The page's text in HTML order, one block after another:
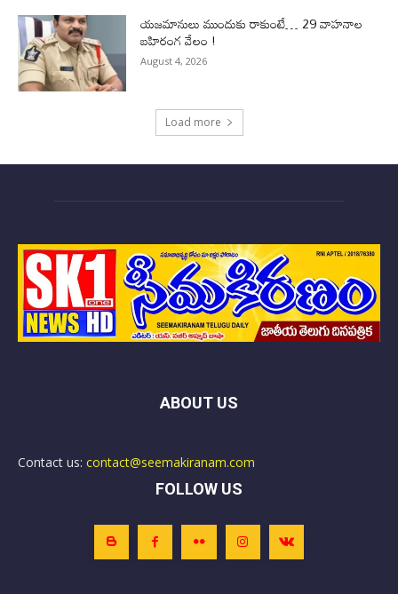
యజమానులు ముందుకు రాకుంటే… 29 వాహనాల
బహిరంగ వేలం !
August 4, 2026
Load more
ABOUT US
Contact us: contact@seemakiranam.com
FOLLOW US